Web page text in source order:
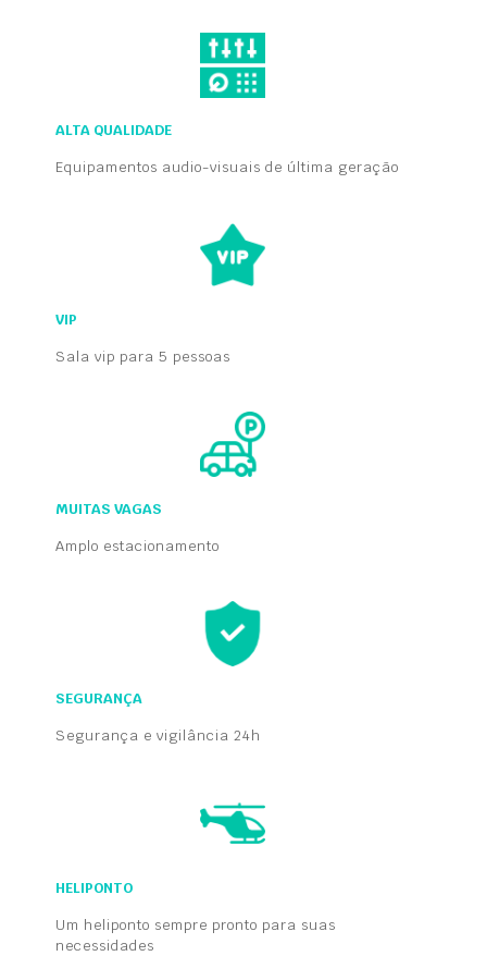
ALTA QUALIDADE
Equipamentos audio-visuais de última geração
VIP
Sala vip para 5 pessoas
MUITAS VAGAS
Amplo estacionamento
SEGURANÇA
Segurança e vigilância 24h
HELIPONTO
Um heliponto sempre pronto para suas
necessidades